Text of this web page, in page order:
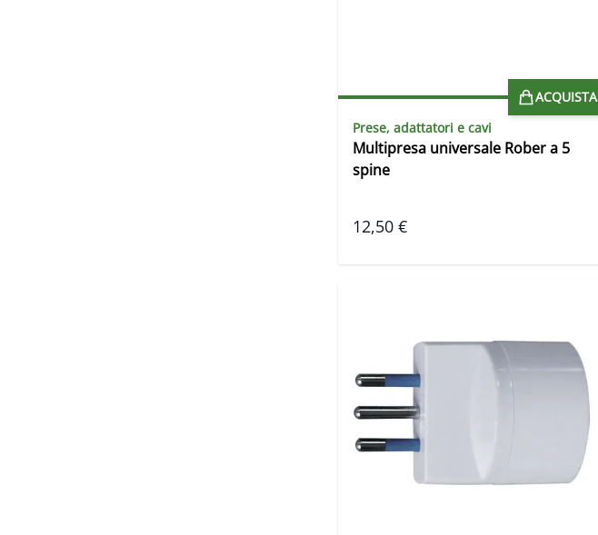
ACQUISTA
Prese, adattatori e cavi
Multipresa universale Rober a 5
spine
12,50 €